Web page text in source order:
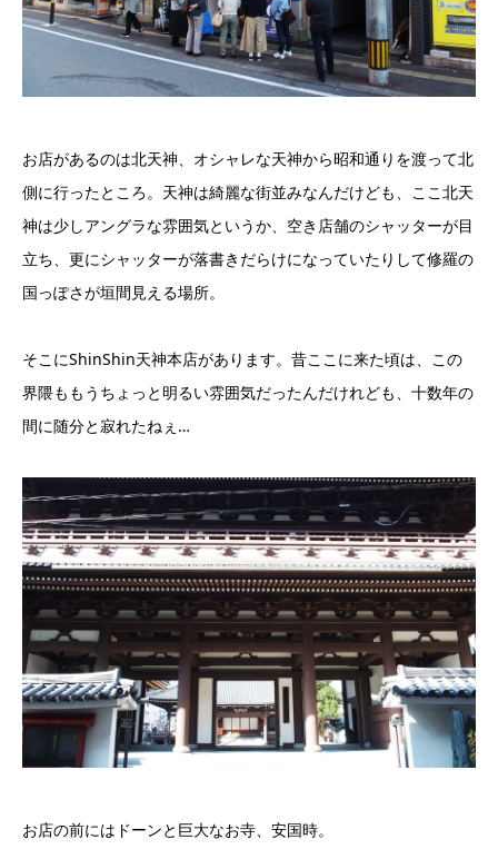
お店があるのは北天神、オシャレな天神から昭和通りを渡って北
側に行ったところ。天神は綺麗な街並みなんだけども、ここ北天
神は少しアングラな雰囲気というか、空き店舗のシャッターが目
立ち、更にシャッターが落書きだらけになっていたりして修羅の
国っぽさが垣間見える場所。
そこにShinShin天神本店があります。昔ここに来た頃は、この
界隈ももうちょっと明るい雰囲気だったんだけれども、十数年の
間に随分と寂れたねぇ…
お店の前にはドーンと巨大なお寺、安国時。